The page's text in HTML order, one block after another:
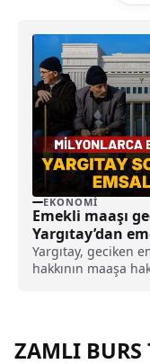
EKONOMI
Emekli maaşı
Yargıtay’dan
faiz kararı
Yargıtay, geciken
hakkının maaşa
ZAMLI BURS